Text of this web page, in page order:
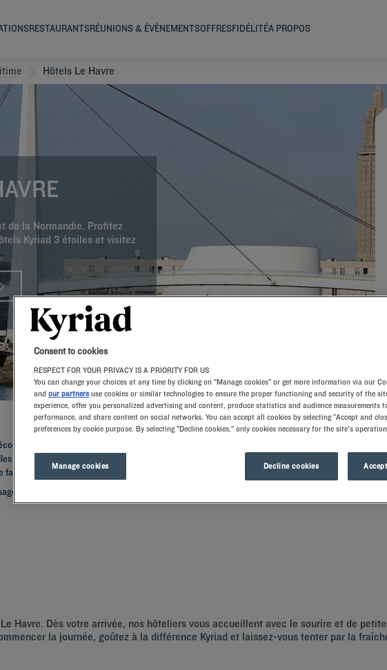
RESTAURANTSRÉUNIONS & ÉVÈNEMENTSOFFRESFIDÉLITÉA PROPOS
Hôtels Le Havre
de la Normandie. Profitez
Kyriad 3 étoiles et visitez
Le Havre. Nos établissements vous accueilleront dans des chambres optimisées pour
de réunions, et de restaurants avec buffet petit-déjeuner. La ville du Havre est un secret bien
façade maritime remarquable.
de visiter
Havre. Dès votre arrivée, nos hôteliers vous accueillent avec le sourire et de
la journée, goûtez à la différence Kyriad et laissez-vous tenter par la
Consent to cookies
RESPECT FOR YOUR PRIVACY IS A PRIORITY FOR US
You can change your choices at any time by clicking on "Manage cookies" or get more information via our
and our partners use cookies or similar technologies to ensure the proper functioning and security of the
experience, offer you personalized advertising and content, produce statistics and audience measurements
performance, and share content on social networks. You can accept all cookies by selecting "Accept and
preferences by cookie purpose. By selecting "Decline cookies," only cookies necessary for the site's
Manage cookies Decline cookies